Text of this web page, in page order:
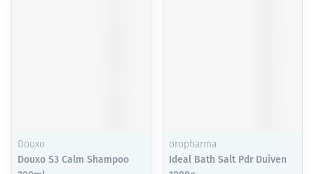
Douxo
Douxo S3 Calm Shampoo
oropharma
Ideal Bath Salt Pdr Duiven